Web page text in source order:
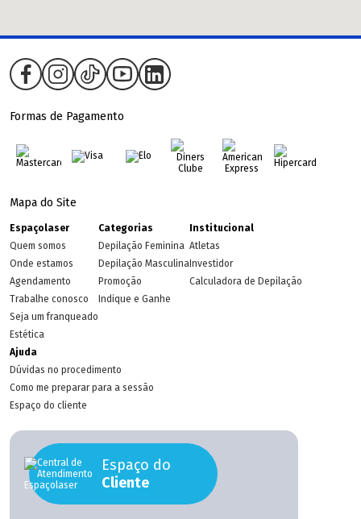
Formas de Pagamento
Mapa do Site
Espaçolaser
Quem somos
Onde estamos
Agendamento
Trabalhe conosco
Seja um franqueado
Estética
Categorias
Depilação Feminina
Depilação Masculina
Promoção
Indique e Ganhe
Institucional
Atletas
Investidor
Calculadora de Depilação
Ajuda
Dúvidas no procedimento
Como me preparar para a sessão
Espaço do cliente
Espaço do
Cliente